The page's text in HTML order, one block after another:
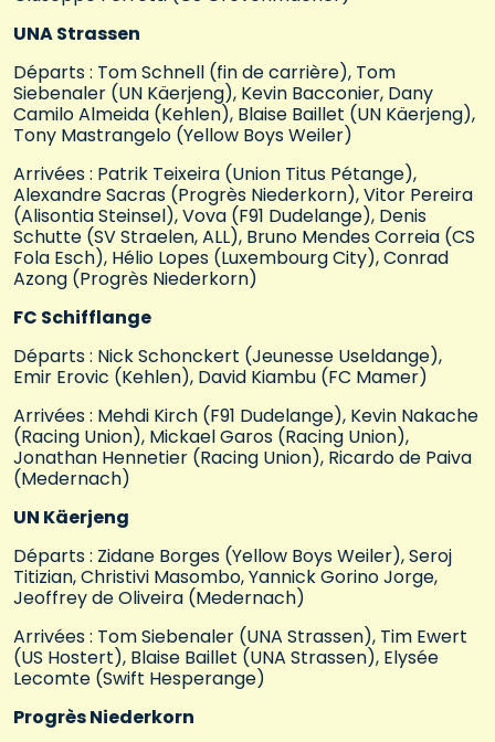
UNA Strassen
Départs : Tom Schnell (fin de carrière), Tom
Siebenaler (UN Käerjeng), Kevin Bacconier, Dany
Camilo Almeida (Kehlen), Blaise Baillet (UN Käerjeng),
Tony Mastrangelo (Yellow Boys Weiler)
Arrivées : Patrik Teixeira (Union Titus Pétange),
Alexandre Sacras (Progrès Niederkorn), Vitor Pereira
(Alisontia Steinsel), Vova (F91 Dudelange), Denis
Schutte (SV Straelen, ALL), Bruno Mendes Correia (CS
Fola Esch), Hélio Lopes (Luxembourg City), Conrad
Azong (Progrès Niederkorn)
FC Schifflange
Départs : Nick Schonckert (Jeunesse Useldange),
Emir Erovic (Kehlen), David Kiambu (FC Mamer)
Arrivées : Mehdi Kirch (F91 Dudelange), Kevin Nakache
(Racing Union), Mickael Garos (Racing Union),
Jonathan Hennetier (Racing Union), Ricardo de Paiva
(Medernach)
UN Käerjeng
Départs : Zidane Borges (Yellow Boys Weiler), Seroj
Titizian, Christivi Masombo, Yannick Gorino Jorge,
Jeoffrey de Oliveira (Medernach)
Arrivées : Tom Siebenaler (UNA Strassen), Tim Ewert
(US Hostert), Blaise Baillet (UNA Strassen), Elysée
Lecomte (Swift Hesperange)
Progrès Niederkorn